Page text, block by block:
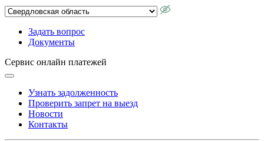
Задать вопрос
Документы
Сервис онлайн платежей
Узнать задолженность
Проверить запрет на выезд
Новости
Контакты